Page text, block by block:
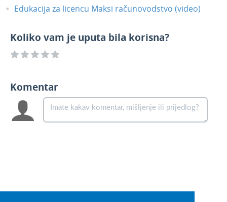
Edukacija za licencu Maksi računovodstvo (video)
Koliko vam je uputa bila korisna?
Komentar